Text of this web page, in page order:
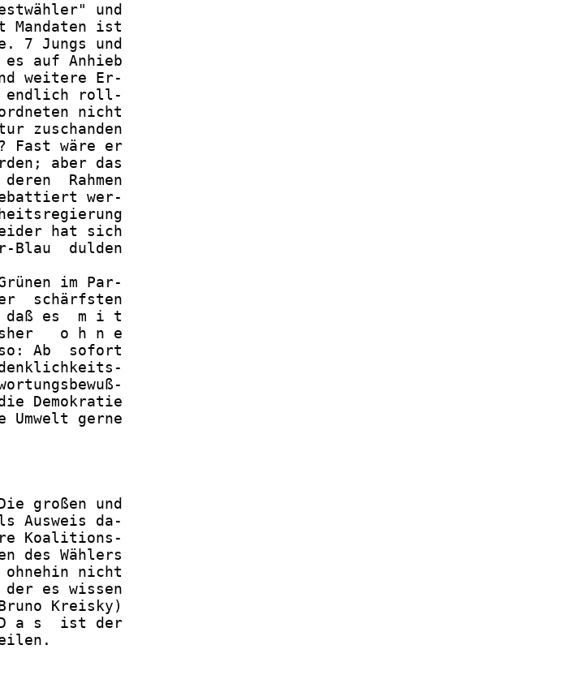
und
Mandaten ist
7 Jungs und
es auf Anhieb
weitere Er-
roll-
nicht
zuschanden
Fast wäre er
aber das
deren  Rahmen
wer-
hat sich
Blau  dulden
im Par-
schärfsten
es  m i t
o h n e
Ab  sofort
Demokratie
Umwelt gerne
großen und
Ausweis da-
Koalitions-
des Wählers
nicht
der es wissen
Kreisky)
a s  ist der